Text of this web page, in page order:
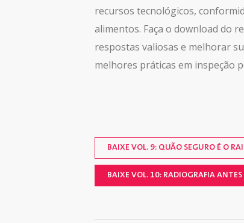
recursos tecnológicos,
alimentos. Faça o download do
respostas valiosas e melhorar
melhores práticas em inspeção
BAIXE VOL. 9: QUÃO SEGURO É O
BAIXE VOL. 10: RADIOGRAFIA